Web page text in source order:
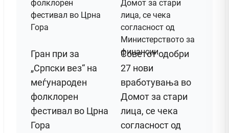
Гран при за
„Српски вез“ на
меѓународен
фолклорен
фестивал во Црна
Гора
Советот одобри
27 нови
вработувања во
Домот за стари
лица, се чека
согласност од